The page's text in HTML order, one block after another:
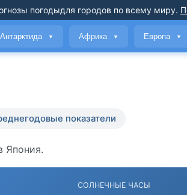
погодыдля городов по всему миру.
Антарктида ▼ Африка ▼ Европа ▼
показатели
Япония.
СОЛНЕЧНЫЕ ЧАСЫ